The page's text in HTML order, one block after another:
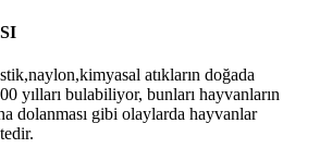
atıkların doğada
yılları bulabiliyor, bunları hayvanların
dolanması gibi olaylarda hayvanlar